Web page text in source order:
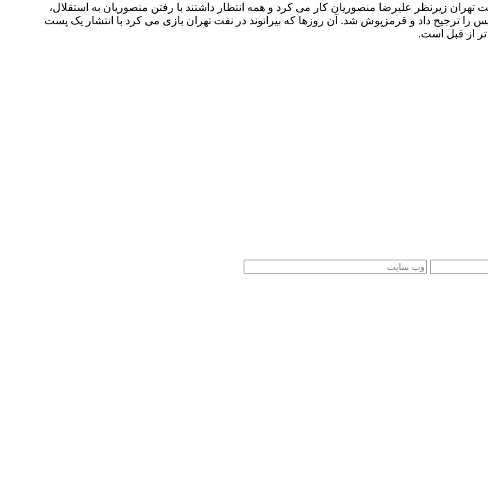
در نفت تهران زیرنظر علیرضا منصوریان کار می کرد و همه انتظار داشتند با رفتن منصوریان به استقلال،
را ترجیح داد و قرمزپوش شد. آن روزها که بیرانوند در نفت تهران بازی می کرد با انتشار یک پست
تر از قبل است.